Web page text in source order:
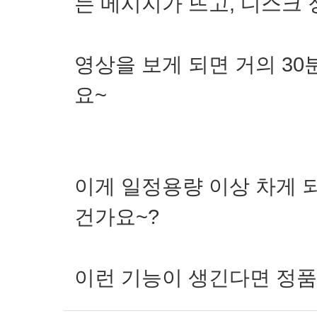
영상을 보게 되면 거의 30
요~
이게 일정용량 이상 차게
건가요~?
이런 기능이 생긴다면 정